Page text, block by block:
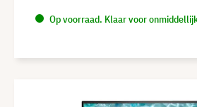
Op voorraad. Klaar voor